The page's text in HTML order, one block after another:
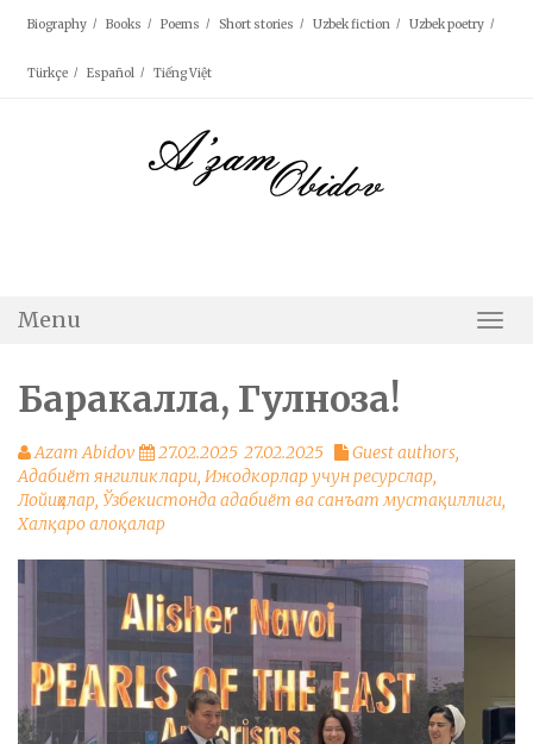
Biography Books Poems Short stories Uzbek fiction Uzbek poetry
Türkçe Español Tiếng Việt
Menu
Баракалла, Гулноза!
Azam Abidov 27.02.2025 27.02.2025 Guest authors,
Адабиёт янгиликлари, Ижодкорлар учун ресурслар,
Лойиҳалар, Ўзбекистонда адабиёт ва санъат мустақиллиги,
Халқаро алоқалар